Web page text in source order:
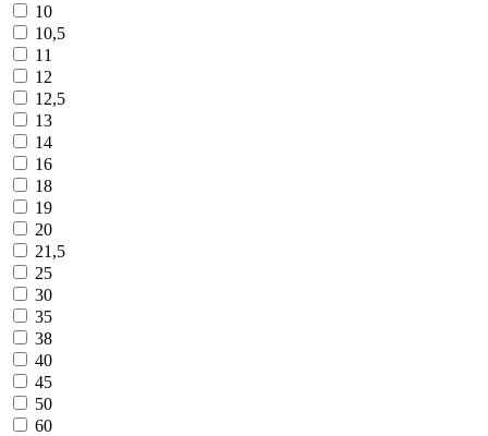
10
10,5
11
12
12,5
13
14
16
18
19
20
21,5
25
30
35
38
40
45
50
60